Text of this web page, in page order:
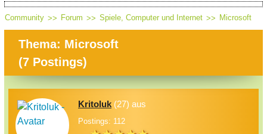
Community Forum Spiele, Computer und Internet Microsoft
Thema: Microsoft
(7 Postings)
Kritoluk (27) aus
Postings: 112